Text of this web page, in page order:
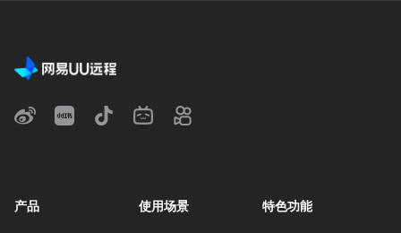
产品 使用场景 特色功能